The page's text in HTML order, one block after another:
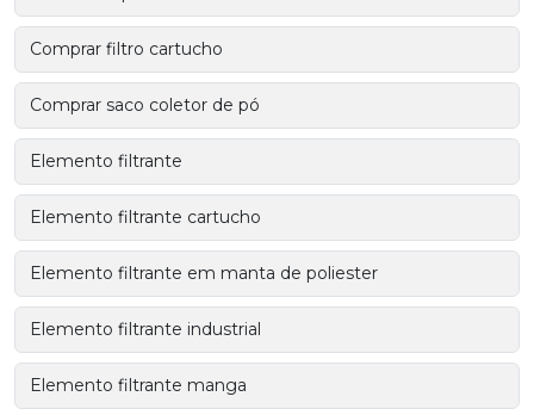
Comprar filtro cartucho
Comprar saco coletor de pó
Elemento filtrante
Elemento filtrante cartucho
Elemento filtrante em manta de poliester
Elemento filtrante industrial
Elemento filtrante manga